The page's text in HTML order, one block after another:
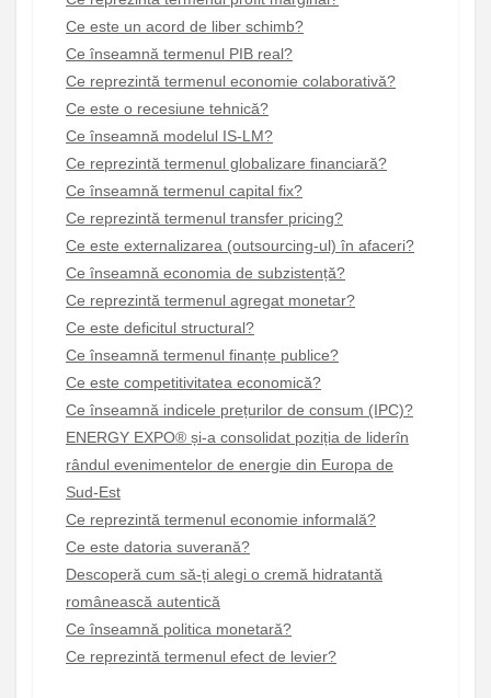
Ce este un acord de liber schimb?
Ce înseamnă termenul PIB real?
Ce reprezintă termenul economie colaborativă?
Ce este o recesiune tehnică?
Ce înseamnă modelul IS-LM?
Ce reprezintă termenul globalizare financiară?
Ce înseamnă termenul capital fix?
Ce reprezintă termenul transfer pricing?
Ce este externalizarea (outsourcing-ul) în afaceri?
Ce înseamnă economia de subzistență?
Ce reprezintă termenul agregat monetar?
Ce este deficitul structural?
Ce înseamnă termenul finanțe publice?
Ce este competitivitatea economică?
Ce înseamnă indicele prețurilor de consum (IPC)?
ENERGY EXPO® și-a consolidat poziția de liderîn
rândul evenimentelor de energie din Europa de
Sud-Est
Ce reprezintă termenul economie informală?
Ce este datoria suverană?
Descoperă cum să-ți alegi o cremă hidratantă
românească autentică
Ce înseamnă politica monetară?
Ce reprezintă termenul efect de levier?